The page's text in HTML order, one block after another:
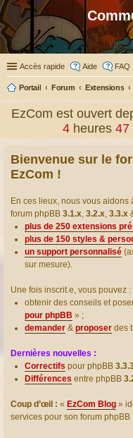
Accès rapide Aide FAQ
Portail Forum Extensions
EzCom est ouvert
4 heures 47
Bienvenue sur le
EzCom !
En ces lieux, nous vous
forum phpBB 3.1.x, 3.2.x, 3.3.x
plus de 250 extensions
plus de 150 styles &
un support personnalisé
sur mesure).
Une fois inscrit.e, vous pouvez :
obtenir des conseils et
pour phpBB » ;
demander & proposer des
Dernières nouvelles :
Correctifs pour phpBB
Différences entre phpBB
Coup d’œil : « EzCom Blog »
services pour son forum phpBB